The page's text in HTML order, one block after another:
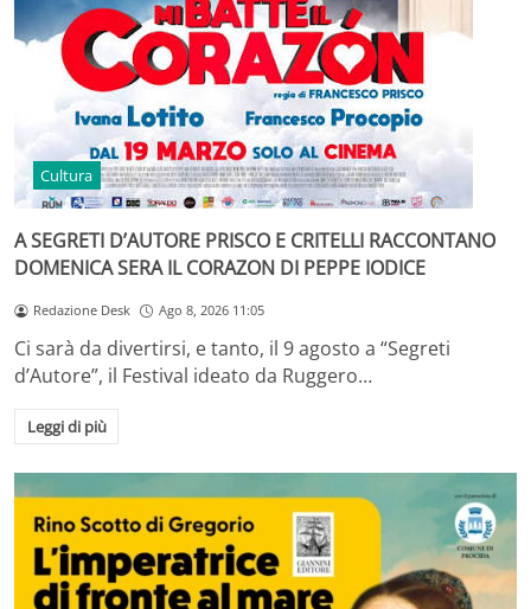
Cultura
A SEGRETI D’AUTORE PRISCO E CRITELLI RACCONTANO
DOMENICA SERA IL CORAZON DI PEPPE IODICE
Redazione Desk Ago 8, 2026 11:05
Ci sarà da divertirsi, e tanto, il 9 agosto a “Segreti
d’Autore”, il Festival ideato da Ruggero…
Leggi di più